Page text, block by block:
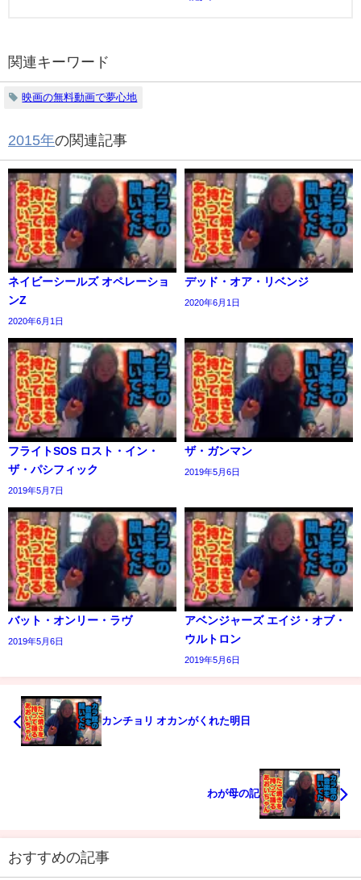
関連キーワード
映画の無料動画で夢心地
2015年の関連記事
ネイビーシールズ オペレーショ
ンZ
2020年6月1日
デッド・オア・リベンジ
2020年6月1日
フライトSOS ロスト・イン・
ザ・パシフィック
2019年5月7日
ザ・ガンマン
2019年5月6日
バット・オンリー・ラヴ
2019年5月6日
アベンジャーズ エイジ・オブ・
ウルトロン
2019年5月6日
カンチョリ オカンがくれた明日
わが母の記
おすすめの記事